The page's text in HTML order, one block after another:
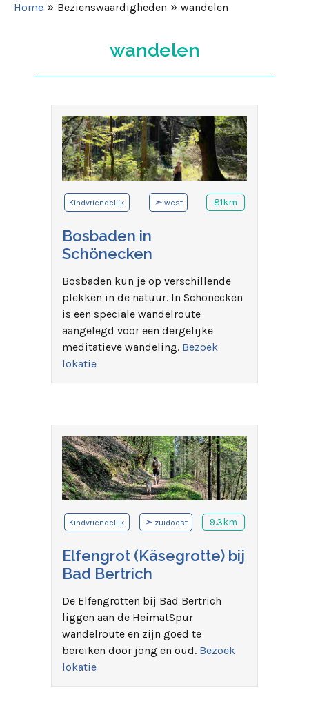
Home » Bezienswaardigheden » wandelen
wandelen
Kindvriendelijk ➣ west 81km
Bosbaden in
Schönecken
Bosbaden kun je op verschillende
plekken in de natuur. In Schönecken
is een speciale wandelroute
aangelegd voor een dergelijke
meditatieve wandeling. Bezoek
lokatie
Kindvriendelijk ➣ zuidoost 9.3km
Elfengrot (Käsegrotte) bij
Bad Bertrich
De Elfengrotten bij Bad Bertrich
liggen aan de HeimatSpur
wandelroute en zijn goed te
bereiken door jong en oud. Bezoek
lokatie